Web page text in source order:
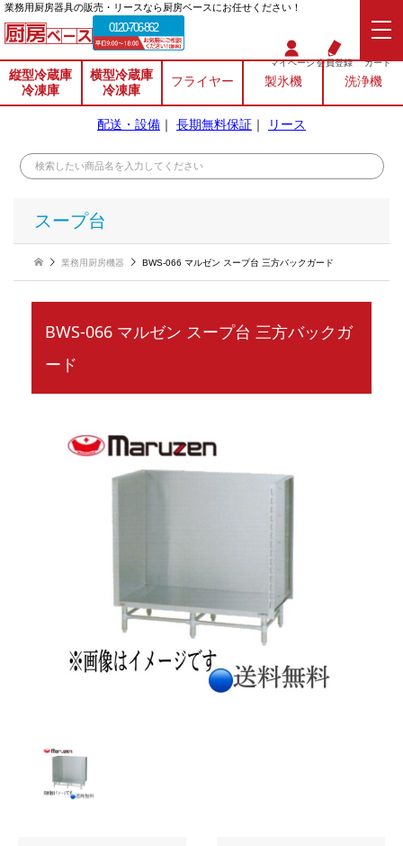
業務⽤厨房器具の販売・リースなら厨房ベースにお任せください！
0120-706-862
マイページ会員登録 カート
縦型冷蔵庫
冷凍庫
横型冷蔵庫
冷凍庫
フライヤー 製氷機 洗浄機
配送・設備 ｜ 長期無料保証 ｜ リース
スープ台
業務用厨房機器 BWS-066 マルゼン スープ台 三方バックガード
BWS-066 マルゼン スープ台 三方バックガ
ード